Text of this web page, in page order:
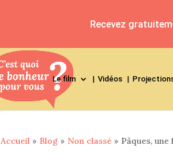
Le film Vidéos
Accueil » Blog » Non classé » Pâques,
Recevez